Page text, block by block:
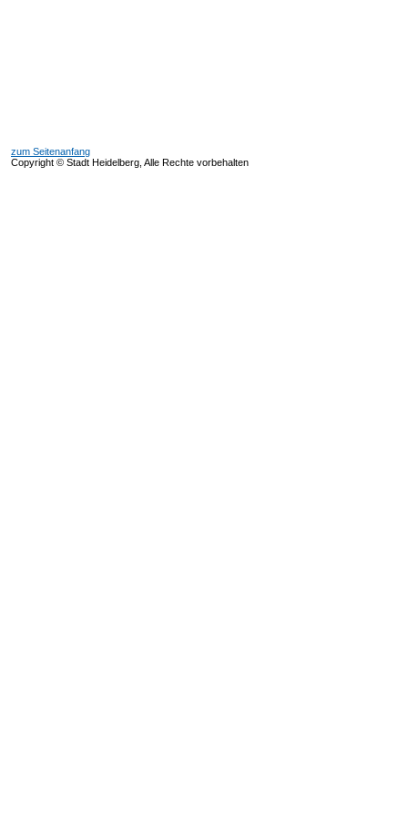
zum Seitenanfang
Copyright © Stadt Heidelberg, Alle Rechte vorbehalten